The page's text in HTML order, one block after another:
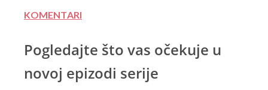
KOMENTARI
Pogledajte što vas očekuje u
novoj epizodi serije